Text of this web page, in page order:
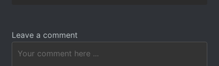
Leave a comment